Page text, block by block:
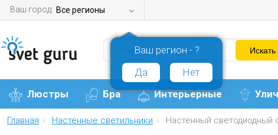
Ваш город: Все регионы
Ваш регион - ?
Да
Нет
Люстры Бра Интерьерные
Главная Настенные светильники Настенный светодиодный